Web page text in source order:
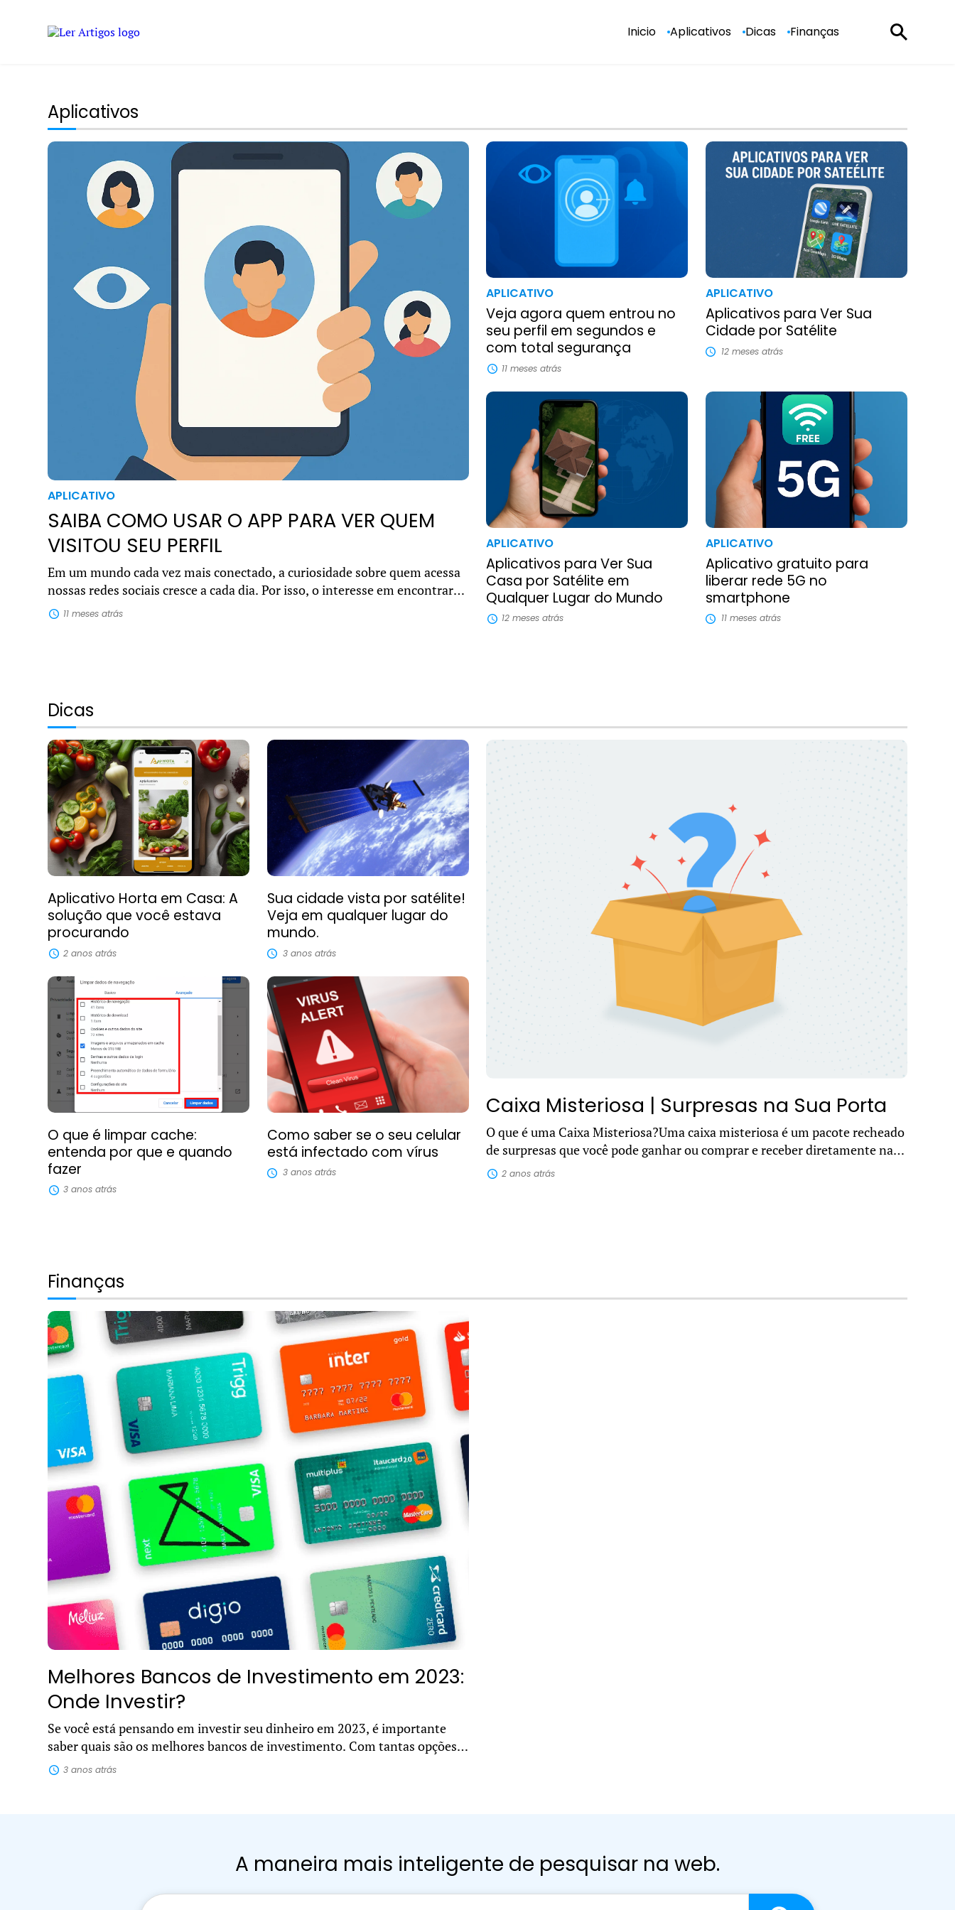
Inicio Aplicativos Dicas Finanças
Aplicativos
APLICATIVO
SAIBA COMO USAR O APP PARA VER QUEM
VISITOU SEU PERFIL
Em um mundo cada vez mais conectado, a curiosidade sobre quem acessa
nossas redes sociais cresce a cada dia. Por isso, o interesse em encontrar
um app para ver quem visitou seu perfil se tornou u...
11 meses atrás
APLICATIVO
Veja agora quem entrou no
seu perfil em segundos e
com total segurança
11 meses atrás
APLICATIVO
Aplicativos para Ver Sua
Cidade por Satélite
12 meses atrás
APLICATIVO
Aplicativos para Ver Sua
Casa por Satélite em
Qualquer Lugar do Mundo
12 meses atrás
APLICATIVO
Aplicativo gratuito para
liberar rede 5G no
smartphone
11 meses atrás
Dicas
Caixa Misteriosa | Surpresas na Sua Porta
O que é uma Caixa Misteriosa?Uma caixa misteriosa é um pacote recheado
de surpresas que você pode ganhar ou comprar e receber diretamente na
sua casa. Dentro dela, podem estar escondidos diver...
2 anos atrás
Aplicativo Horta em Casa: A
solução que você estava
procurando
2 anos atrás
Sua cidade vista por satélite!
Veja em qualquer lugar do
mundo.
3 anos atrás
O que é limpar cache:
entenda por que e quando
fazer
3 anos atrás
Como saber se o seu celular
está infectado com vírus
3 anos atrás
Finanças
Melhores Bancos de Investimento em 2023:
Onde Investir?
Se você está pensando em investir seu dinheiro em 2023, é importante
saber quais são os melhores bancos de investimento. Com tantas opções
disponíveis no mercado, pode ser difícil decidir...
3 anos atrás
A maneira mais inteligente de pesquisar na web.
Pesquisar